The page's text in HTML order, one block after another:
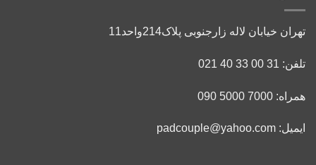
تهران خیابان لاله زارجنوبی پلاک214واحد11
تلفن: 31 00 33 40 021
همراه: 7000 5000 090
ایمیل: padcouple@yahoo.com